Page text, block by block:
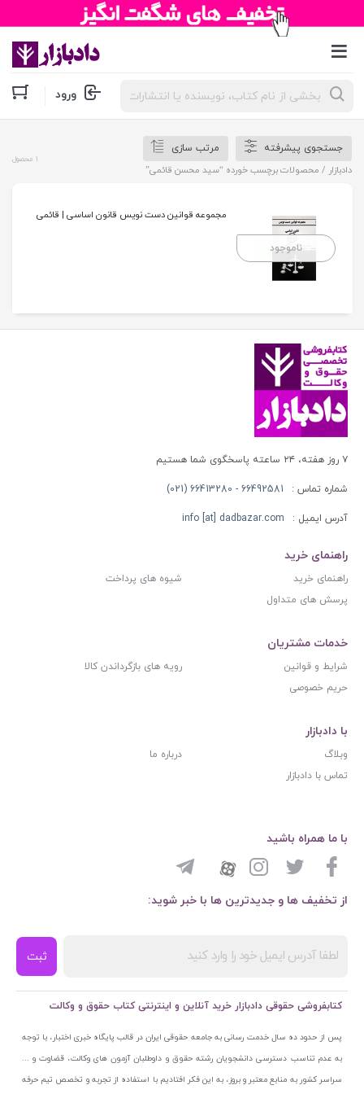
جستجوی
محصولات ورود
جستجوی پیشرفته
مرتب سازی
دادبازار / محصولات برچسب خورده “سید محسن قائمی”
1 محصول
ناموجود
مجموعه قوانین دست نویس قانون اساسی | قائمی
۷ روز هفته، ۲۴ ساعته پاسخگوی شما هستیم
شماره تماس : 66492581 - 66413280 (021)
آدرس ایمیل : info [at] dadbazar.com
راهنمای خرید
راهنمای خرید
شیوه های پرداخت
پرسش های متداول
خدمات مشتریان
شرایط و قوانین
رویه های بازگرداندن کالا
حریم خصوصی
با دادبازار
وبلاگ
درباره ما
تماس با دادبازار
از تخفیف ها و جدیدترین ها با خبر شوید:
ثبت
با ما همراه باشید
کتابفروشی حقوقی دادبازار خرید آنلاین و اینترنتی کتاب حقوق و وکالت
پس از حدود ده سال خدمت رسانی به جامعه حقوقی ایران در قالب پایگاه خبری اختبار، با توجه
به عدم تناسب دسترسی دانشجویان رشته حقوق و داوطلبان آزمون های وکالت، قضاوت و ...
سراسر کشور به منابع معتبر و بروز، به این فکر افتادیم با استفاده از تجربه و تخصص تیم حرفه